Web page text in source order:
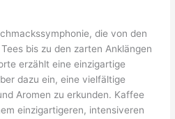
die von den
bis zu den zarten Anklängen
erzählt eine einzigartige
dazu ein, eine vielfältige
Aromen zu erkunden. Kaffee
einzigartigeren, intensiveren